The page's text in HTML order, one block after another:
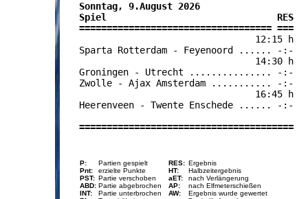
Sonntag, 9.August 2026
Spiel                               RES
=================================== ===
12:15 h
Sparta Rotterdam - Feyenoord ...... -:-
                                 14:30 h
Groningen - Utrecht ............... -:-
Zwolle - Ajax Amsterdam ........... -:-
                                 16:45 h
Heerenveen - Twente Enschede ...... -:-
=======================================
P:
Partien gespielt
Pnt:
erzielte Punkte
PST: Partie verschoben
ABD: Partie abgebrochen
INT:
Partie unterbrochen
RES: Ergebnis
HT:
Halbzeitergebnis
aET:
nach Verlängerung
AP:
nach Elfmeterschießen
AW:
Ergebnis wurde gewertet